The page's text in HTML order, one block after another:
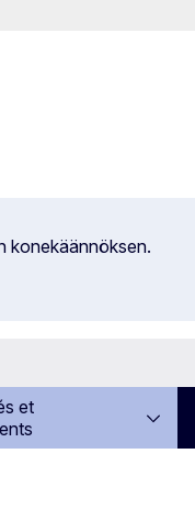
konekäännöksen.
et